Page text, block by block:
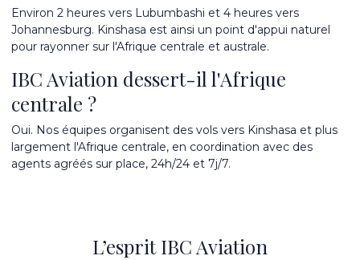
Environ 2 heures vers Lubumbashi et 4 heures vers
Johannesburg. Kinshasa est ainsi un point d'appui naturel
pour rayonner sur l'Afrique centrale et australe.
IBC Aviation dessert-il l'Afrique
centrale ?
Oui. Nos équipes organisent des vols vers Kinshasa et plus
largement l'Afrique centrale, en coordination avec des
agents agréés sur place, 24h/24 et 7j/7.
L’esprit IBC Aviation